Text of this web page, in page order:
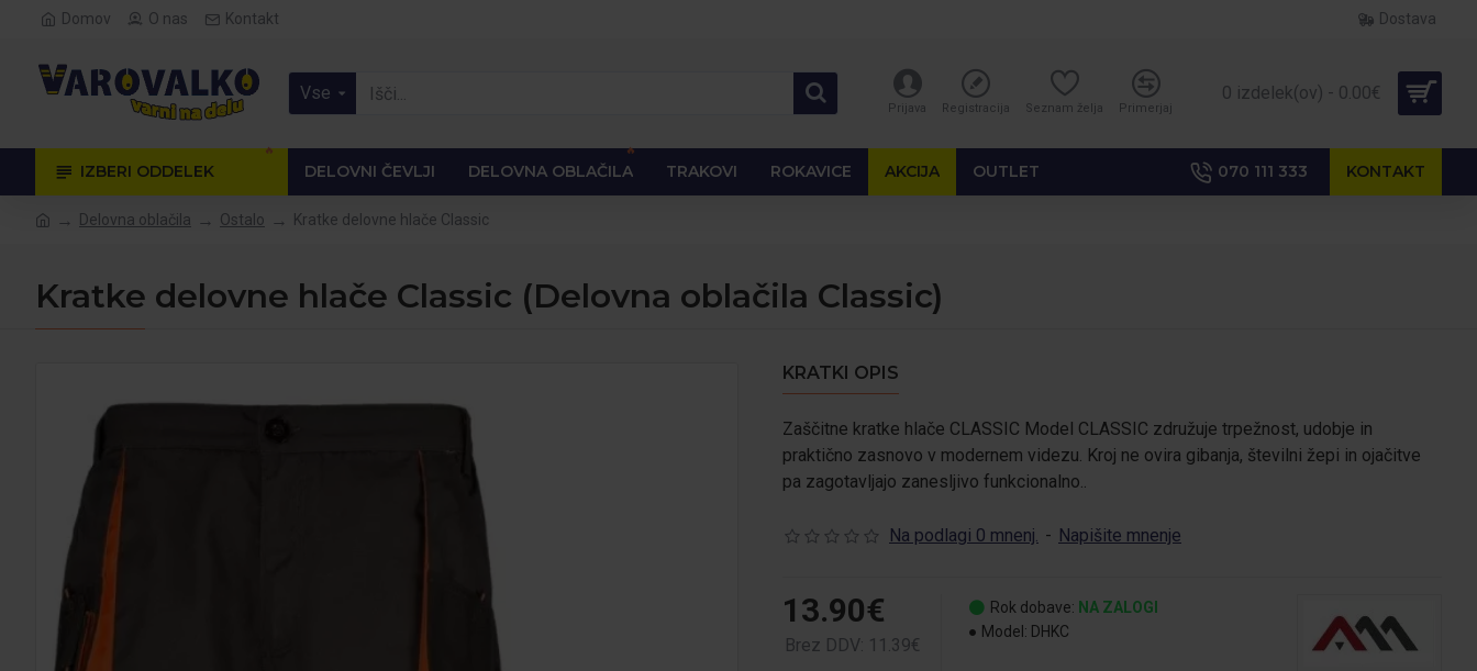
Domov O nas Kontakt Dostava
Vse
Prijava Registracija Seznam želja Primerjaj
0 izdelek(ov) - 0.00€
IZBERI ODDELEK
🔥
DELOVNI ČEVLJI DELOVNA OBLAČILA
🔥
TRAKOVI ROKAVICE AKCIJA OUTLET 070 111 333 KONTAKT
Delovna oblačila Ostalo Kratke delovne hlače Classic
Kratke delovne hlače Classic (Delovna oblačila Classic)
KRATKI OPIS
Zaščitne kratke hlače CLASSIC Model CLASSIC združuje trpežnost, udobje in
praktično zasnovo v modernem videzu. Kroj ne ovira gibanja, številni žepi in ojačitve
pa zagotavljajo zanesljivo funkcionalno..
Na podlagi 0 mnenj. - Napišite mnenje
13.90€
Brez DDV: 11.39€
Rok dobave: NA ZALOGI
Model: DHKC